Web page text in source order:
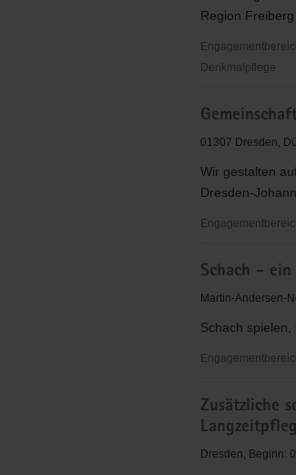
Region Freiberg
Denkmalpflege
Region
Freiberg/
01307 Dresden,
Wir gestalten
Dresden-
Johannstadt
Schach -
Martin-Andersen-
Schach
-
ein
Sport
Zusätzliche
Dresden, Beginn: